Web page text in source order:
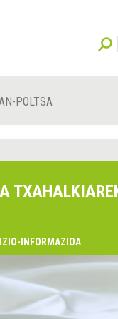
POLTSA
INFORMAZIOA